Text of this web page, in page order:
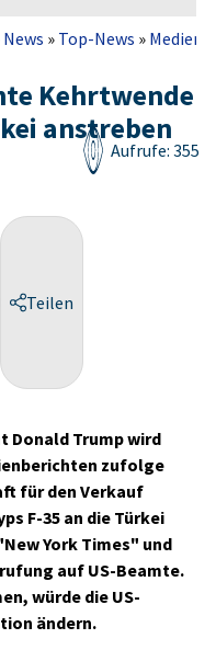
News » Top-News » Medien:
Kehrtwende
anstreben
Aufrufe: 355
Teilen
Donald Trump wird
zufolge
für den Verkauf
F-35 an die Türkei
York Times" und
auf US-Beamte.
würde die US-
ändern.